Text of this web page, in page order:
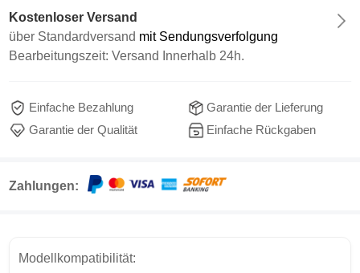
Kostenloser Versand
über Standardversand mit Sendungsverfolgung
Bearbeitungszeit: Versand Innerhalb 24h.
Einfache Bezahlung
Garantie der Lieferung
Garantie der Qualität
Einfache Rückgaben
Zahlungen:
Modellkompatibilität: